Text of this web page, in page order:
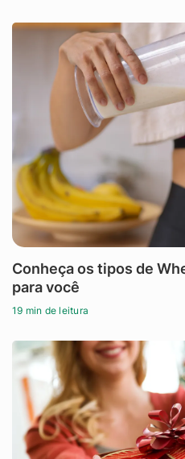
Conheça os tipos de
para você
19 min de leitura